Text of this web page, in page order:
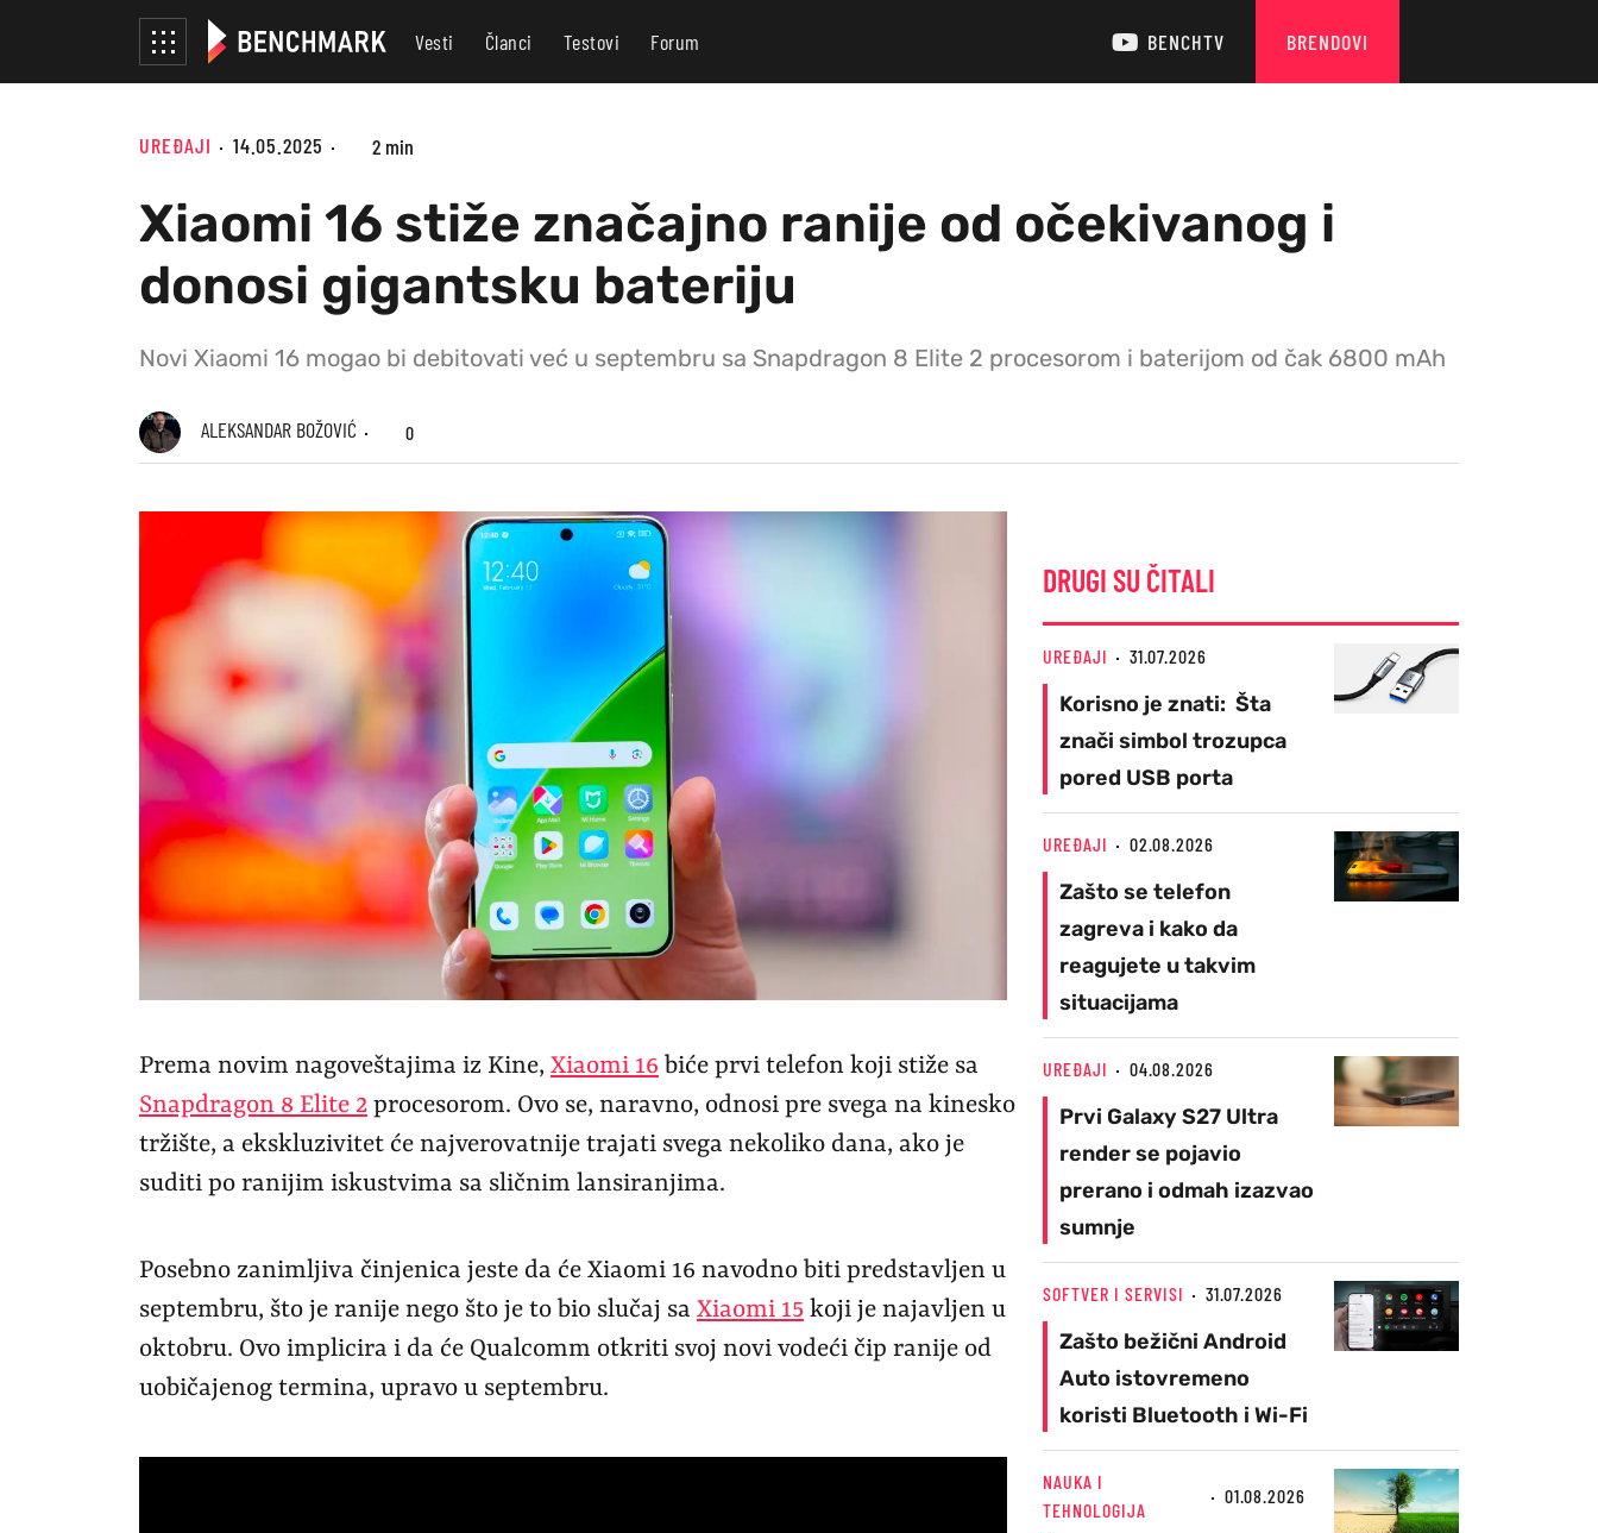
Vesti Članci Testovi Forum BENCHTV BRENDOVI
UREĐAJI 14.05.2025 2 min
Xiaomi 16 stiže značajno ranije od očekivanog i
donosi gigantsku bateriju
Novi Xiaomi 16 mogao bi debitovati već u septembru sa Snapdragon 8 Elite 2 procesorom i baterijom od čak 6800 mAh
ALEKSANDAR BOŽOVIĆ 0
Prema novim nagoveštajima iz Kine, Xiaomi 16 biće prvi telefon koji stiže sa
Snapdragon 8 Elite 2 procesorom. Ovo se, naravno, odnosi pre svega na kinesko
tržište, a ekskluzivitet će najverovatnije trajati svega nekoliko dana, ako je
suditi po ranijim iskustvima sa sličnim lansiranjima.
Posebno zanimljiva činjenica jeste da će Xiaomi 16 navodno biti predstavljen u
septembru, što je ranije nego što je to bio slučaj sa Xiaomi 15 koji je najavljen u
oktobru. Ovo implicira i da će Qualcomm otkriti svoj novi vodeći čip ranije od
uobičajenog termina, upravo u septembru.
DRUGI SU ČITALI
UREĐAJI 31.07.2026
Korisno je znati: Šta
znači simbol trozupca
pored USB porta
UREĐAJI 02.08.2026
Zašto se telefon
zagreva i kako da
reagujete u takvim
situacijama
UREĐAJI 04.08.2026
Prvi Galaxy S27 Ultra
render se pojavio
prerano i odmah izazvao
sumnje
SOFTVER I SERVISI 31.07.2026
Zašto bežični Android
Auto istovremeno
koristi Bluetooth i Wi-Fi
NAUKA I
TEHNOLOGIJA
01.08.2026